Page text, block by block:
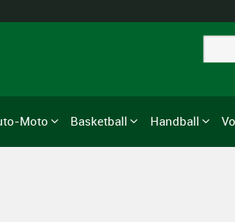
Moto Basketball Handball